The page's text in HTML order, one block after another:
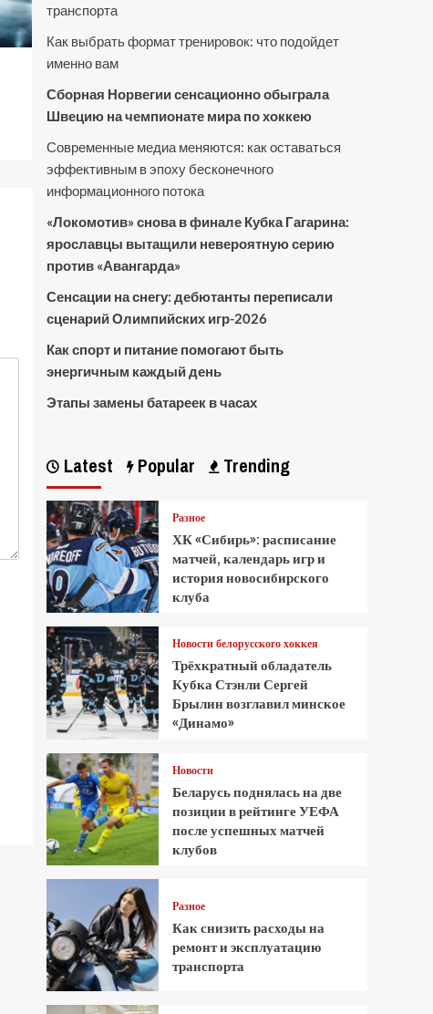
транспорта
Как выбрать формат тренировок: что подойдет
именно вам
Сборная Норвегии сенсационно обыграла
Швецию на чемпионате мира по хоккею
Современные медиа меняются: как оставаться
эффективным в эпоху бесконечного
информационного потока
«Локомотив» снова в финале Кубка Гагарина:
ярославцы вытащили невероятную серию
против «Авангарда»
Сенсации на снегу: дебютанты переписали
сценарий Олимпийских игр-2026
Как спорт и питание помогают быть
энергичным каждый день
Этапы замены батареек в часах
Latest Popular Trending
Разное
ХК «Сибирь»: расписание
матчей, календарь игр и
история новосибирского
клуба
Новости белорусского хоккея
Трёхкратный обладатель
Кубка Стэнли Сергей
Брылин возглавил минское
«Динамо»
Новости
Беларусь поднялась на две
позиции в рейтинге УЕФА
после успешных матчей
клубов
Разное
Как снизить расходы на
ремонт и эксплуатацию
транспорта